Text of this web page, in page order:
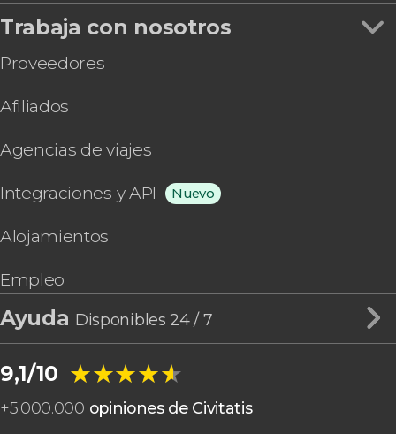
Trabaja con nosotros
Proveedores
Afiliados
Agencias de viajes
Integraciones y API Nuevo
Alojamientos
Empleo
Ayuda Disponibles 24 / 7
9,1/10 ★★★★★
★★★★★
+5.000.000 opiniones de Civitatis